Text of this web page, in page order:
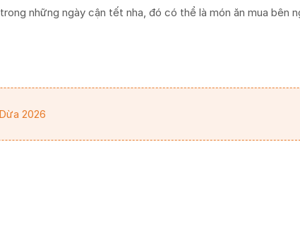
những ngày cận tết nha, đó có thể là món ăn mua bên
2026